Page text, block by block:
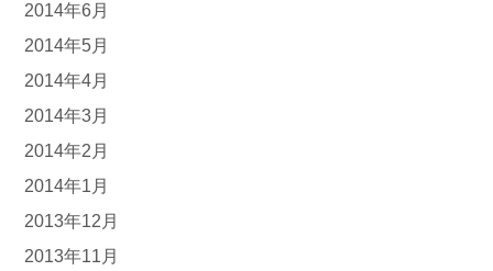
2014年6月
2014年5月
2014年4月
2014年3月
2014年2月
2014年1月
2013年12月
2013年11月